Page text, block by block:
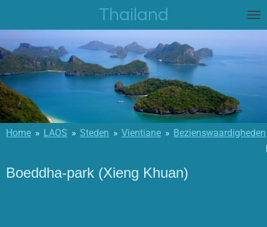
naar
de
hoofdinhoud
Thailand
Home » LAOS » Steden » Vientiane » Bezienswaardigheden
Boeddha-park (Xieng Khuan)